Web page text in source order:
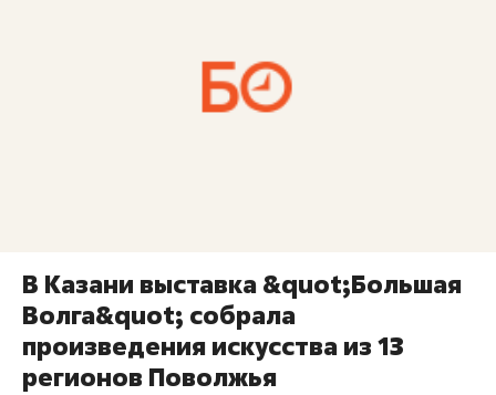
В Казани выставка &quot;Большая
Волга&quot; собрала
произведения искусства из 13
регионов Поволжья